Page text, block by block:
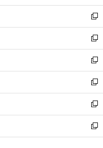
開
く
ウ
で
開
く
ン
ド
ウ
で
開
く
ウ
ィ
ン
ド
ウ
で
開
く
し
い
ウ
ィ
ン
ド
ウ
で
開
く
新
し
い
ウ
ィ
ン
ド
ウ
で
開
く
新
し
い
ウ
ィ
ン
ド
ウ
で
開
新
し
い
ウ
ィ
ン
ド
ウ
新
し
い
ウ
ィ
ン
新
し
い
ウ
新
し